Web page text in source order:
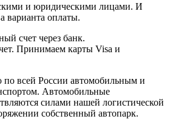
и юридическими лицами. И
варианта оплаты.
счет через банк.
Принимаем карты Visa и
всей России автомобильным и
Автомобильные
силами нашей логистической
собственный автопарк.